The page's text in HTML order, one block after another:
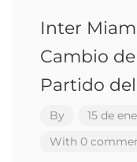
Inter
Cambio
Partido
By
15 de
With 0